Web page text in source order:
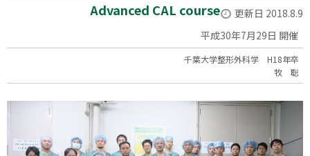
Advanced CAL course
更新日 2018.8.9
平成30年7月29日 開催
千葉大学整形外科学 H18年卒
牧 聡